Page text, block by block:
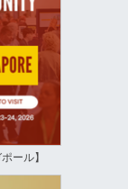
ール】